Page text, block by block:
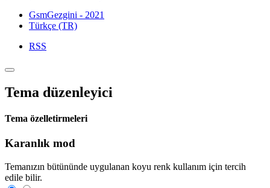
GsmGezgini - 2021
Türkçe (TR)
RSS
Tema düzenleyici
Tema özelletirmeleri
Karanlık mod
Temanızın bütününde uygulanan koyu renk kullanım için tercih
edile bilir.